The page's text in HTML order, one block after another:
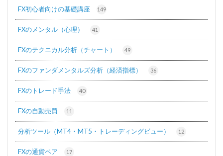
FX初心者向けの基礎講座 149
FXのメンタル（心理） 41
FXのテクニカル分析（チャート） 49
FXのファンダメンタルズ分析（経済指標） 36
FXのトレード手法 40
FXの自動売買 11
分析ツール（MT4・MT5・トレーディングビュー） 12
FXの通貨ペア 17